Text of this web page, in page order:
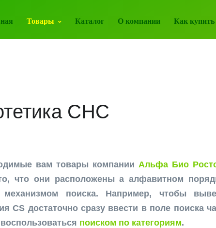
Товары Каталог О компании Как купить
CHC
вам товары компании Альфа Био
что они расположены а алфавитном
поиска. Например, чтобы
CS достаточно сразу ввести в поле поиска
поиском по категориям.